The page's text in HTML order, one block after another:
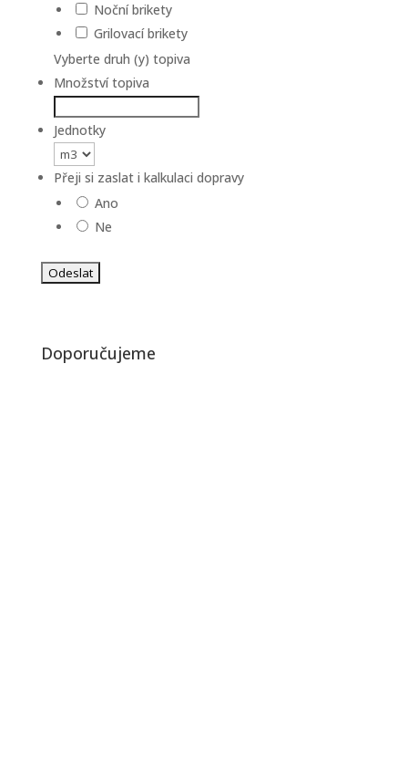
Noční brikety
Grilovací brikety
Vyberte druh (y) topiva
Množství topiva
Jednotky
Přeji si zaslat i kalkulaci dopravy
Ano
Ne
Doporučujeme